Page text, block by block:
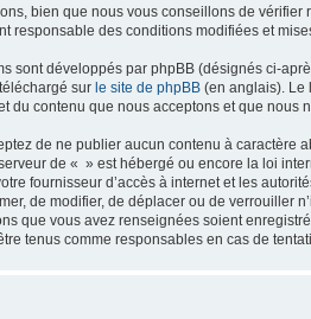
bien que nous vous conseillons de vérifier
responsable des conditions modifiées et
sont développés par phpBB (désignés ci-
sur le site de phpBB (en anglais). Le
du contenu que nous acceptons et que nous
de ne publier aucun contenu à caractère
de « » est hébergé ou encore la loi
fournisseur d’accès à internet et les
de modifier, de déplacer ou de verrouiller
que vous avez renseignées soient
tenus comme responsables en cas de